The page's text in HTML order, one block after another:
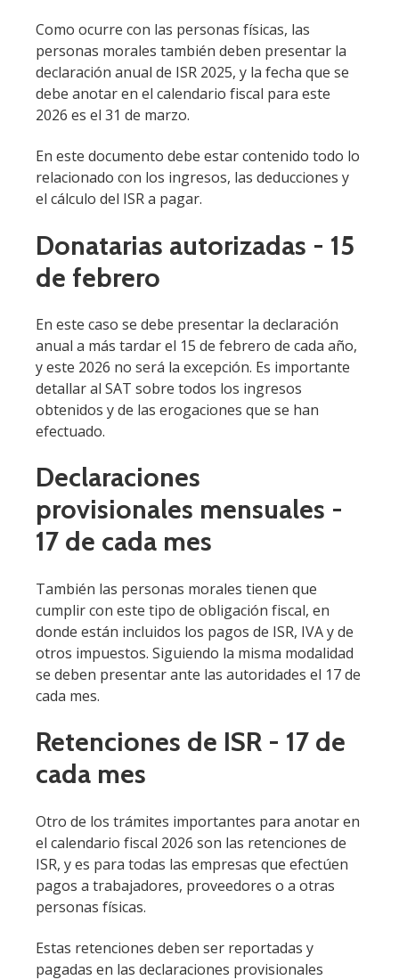
Como ocurre con las personas físicas, las
personas morales también deben presentar la
declaración anual de ISR 2025, y la fecha que se
debe anotar en el calendario fiscal para este
2026 es el 31 de marzo.
En este documento debe estar contenido todo lo
relacionado con los ingresos, las deducciones y
el cálculo del ISR a pagar.
Donatarias autorizadas - 15
de febrero
En este caso se debe presentar la declaración
anual a más tardar el 15 de febrero de cada año,
y este 2026 no será la excepción. Es importante
detallar al SAT sobre todos los ingresos
obtenidos y de las erogaciones que se han
efectuado.
Declaraciones
provisionales mensuales -
17 de cada mes
También las personas morales tienen que
cumplir con este tipo de obligación fiscal, en
donde están incluidos los pagos de ISR, IVA y de
otros impuestos. Siguiendo la misma modalidad
se deben presentar ante las autoridades el 17 de
cada mes.
Retenciones de ISR - 17 de
cada mes
Otro de los trámites importantes para anotar en
el calendario fiscal 2026 son las retenciones de
ISR, y es para todas las empresas que efectúen
pagos a trabajadores, proveedores o a otras
personas físicas.
Estas retenciones deben ser reportadas y
pagadas en las declaraciones provisionales